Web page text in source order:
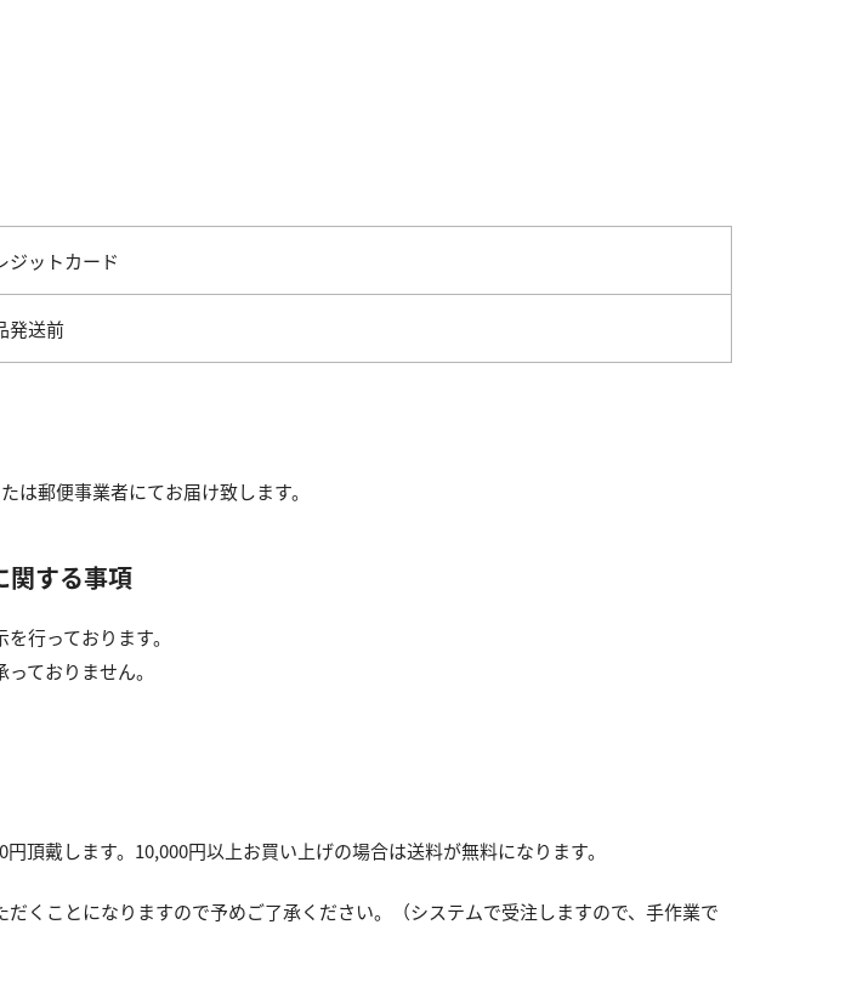
ジットカード
発送前
郵便事業者にてお届け致します。
関する事項
行っております。
ておりません。
頂戴します。10,000円以上お買い上げの場合は送料が無料になります。
くことになりますので予めご了承ください。（システムで受注しますので、手作業で